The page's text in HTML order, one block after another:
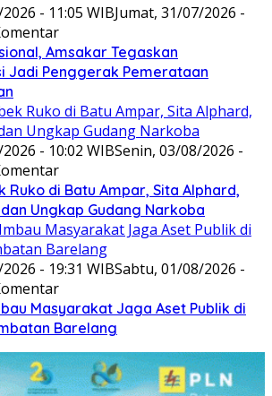
- 11:05 WIBJumat, 31/07/2026 -
Amsakar Tegaskan
Jadi Penggerak Pemerataan
- 10:02 WIBSenin, 03/08/2026 -
Ruko di Batu Ampar, Sita Alphard,
Ungkap Gudang Narkoba
- 19:31 WIBSabtu, 01/08/2026 -
Masyarakat Jaga Aset Publik di
Barelang